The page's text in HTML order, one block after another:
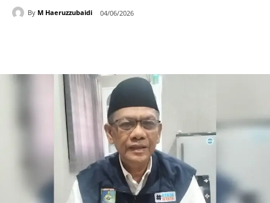
By M Haeruzzubaidi 04/06/2026